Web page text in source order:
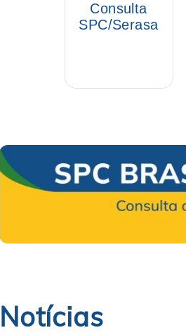
Consulta
SPC/Serasa
Notícias